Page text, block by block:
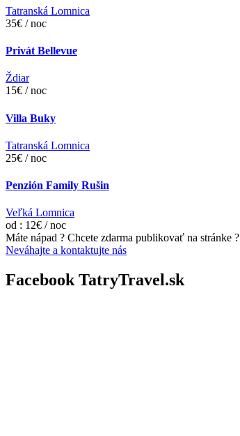
Tatranská Lomnica
35€ / noc
Privát Bellevue
Ždiar
15€ / noc
Villa Buky
Tatranská Lomnica
25€ / noc
Penzión Family Rušin
Veľká Lomnica
od : 12€ / noc
Máte nápad ? Chcete zdarma publikovať na stránke ?
Neváhajte a kontaktujte nás
Facebook TatryTravel.sk